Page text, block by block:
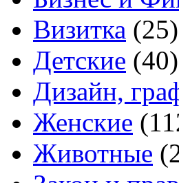
Визитка (25)
Детские (40)
Дизайн,
Женские
Животные